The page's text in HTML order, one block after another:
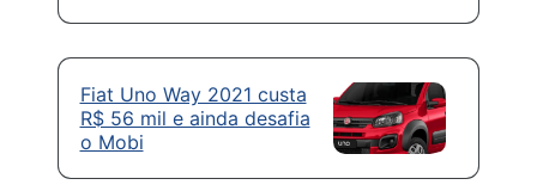
Fiat Uno Way 2021 custa
R$ 56 mil e ainda desafia
o Mobi